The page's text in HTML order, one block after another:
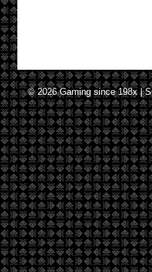
© 2026Gaming since 198x|